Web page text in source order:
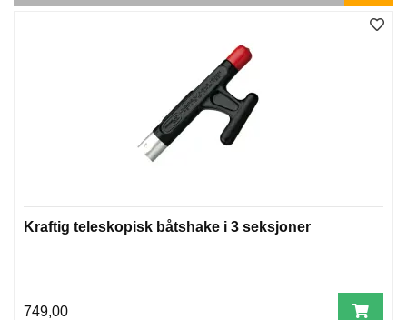
Kraftig teleskopisk båtshake i 3 seksjoner
749,00